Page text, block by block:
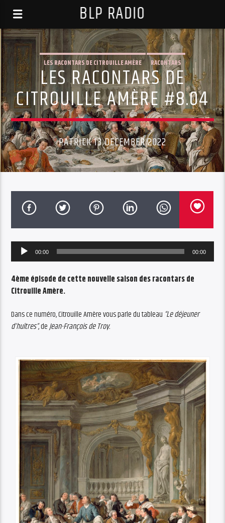
BLP RADIO
LES RACONTARS DE CITROUILLE AMÈRE RACONTARS
LES RACONTARS DE
CITROUILLE AMÈRE #8.04
PATRICK 13 DECEMBER 2022
Audio
Player
00:00 00:00
4ème épisode de cette nouvelle saison des racontars de
Citrouille Amère.
Dans ce numéro, Citrouille Amère vous parle du tableau “Le déjeuner
d’huîtres”, deJean-François de Troy.